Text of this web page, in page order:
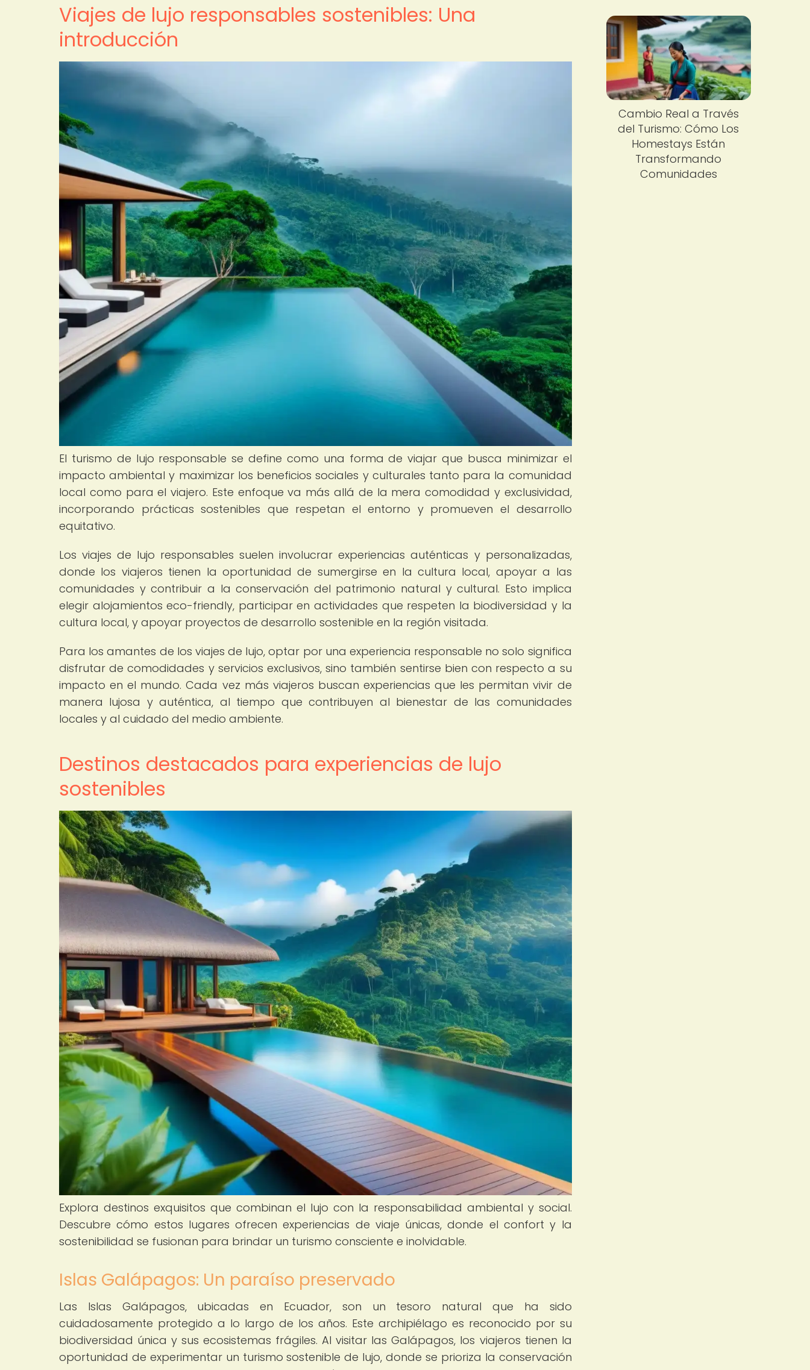
Viajes de lujo responsables sostenibles: Una
introducción
El turismo de lujo responsable se define como una forma de viajar que busca minimizar el
impacto ambiental y maximizar los beneficios sociales y culturales tanto para la comunidad
local como para el viajero. Este enfoque va más allá de la mera comodidad y exclusividad,
incorporando prácticas sostenibles que respetan el entorno y promueven el desarrollo
equitativo.
Los viajes de lujo responsables suelen involucrar experiencias auténticas y personalizadas,
donde los viajeros tienen la oportunidad de sumergirse en la cultura local, apoyar a las
comunidades y contribuir a la conservación del patrimonio natural y cultural. Esto implica
elegir alojamientos eco-friendly, participar en actividades que respeten la biodiversidad y la
cultura local, y apoyar proyectos de desarrollo sostenible en la región visitada.
Para los amantes de los viajes de lujo, optar por una experiencia responsable no solo significa
disfrutar de comodidades y servicios exclusivos, sino también sentirse bien con respecto a su
impacto en el mundo. Cada vez más viajeros buscan experiencias que les permitan vivir de
manera lujosa y auténtica, al tiempo que contribuyen al bienestar de las comunidades
locales y al cuidado del medio ambiente.
Destinos destacados para experiencias de lujo
sostenibles
Explora destinos exquisitos que combinan el lujo con la responsabilidad ambiental y social.
Descubre cómo estos lugares ofrecen experiencias de viaje únicas, donde el confort y la
sostenibilidad se fusionan para brindar un turismo consciente e inolvidable.
Islas Galápagos: Un paraíso preservado
Las Islas Galápagos, ubicadas en Ecuador, son un tesoro natural que ha sido
cuidadosamente protegido a lo largo de los años. Este archipiélago es reconocido por su
biodiversidad única y sus ecosistemas frágiles. Al visitar las Galápagos, los viajeros tienen la
oportunidad de experimentar un turismo sostenible de lujo, donde se prioriza la conservación
Cambio Real a Través
del Turismo: Cómo Los
Homestays Están
Transformando
Comunidades